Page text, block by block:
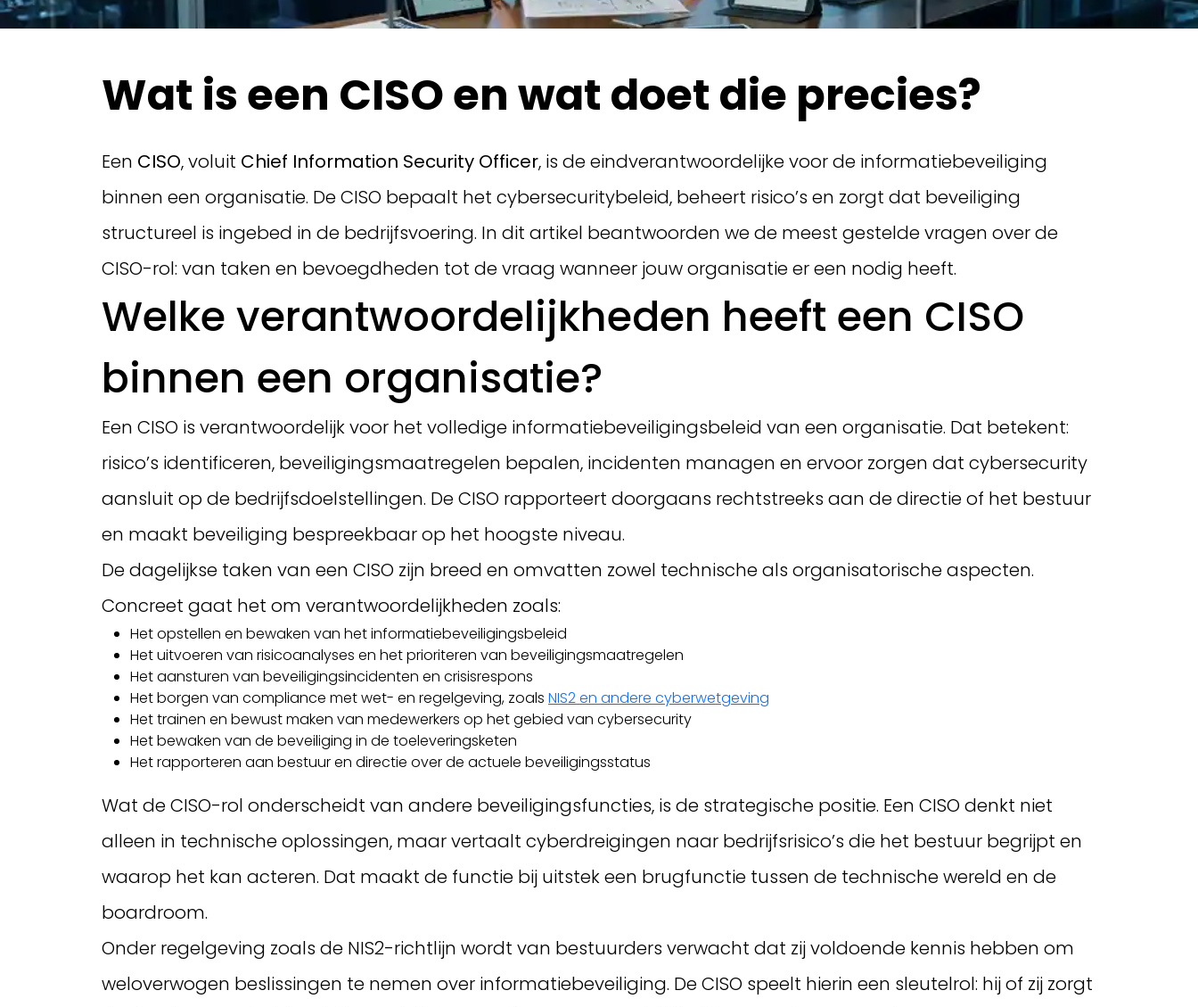
Wat is een CISO en wat doet die precies?
Een CISO, voluit Chief Information Security Officer, is de eindverantwoordelijke voor de informatiebeveiliging
binnen een organisatie. De CISO bepaalt het cybersecuritybeleid, beheert risico’s en zorgt dat beveiliging
structureel is ingebed in de bedrijfsvoering. In dit artikel beantwoorden we de meest gestelde vragen over de
CISO-rol: van taken en bevoegdheden tot de vraag wanneer jouw organisatie er een nodig heeft.
Welke verantwoordelijkheden heeft een CISO
binnen een organisatie?
Een CISO is verantwoordelijk voor het volledige informatiebeveiligingsbeleid van een organisatie. Dat betekent:
risico’s identificeren, beveiligingsmaatregelen bepalen, incidenten managen en ervoor zorgen dat cybersecurity
aansluit op de bedrijfsdoelstellingen. De CISO rapporteert doorgaans rechtstreeks aan de directie of het bestuur
en maakt beveiliging bespreekbaar op het hoogste niveau.
De dagelijkse taken van een CISO zijn breed en omvatten zowel technische als organisatorische aspecten.
Concreet gaat het om verantwoordelijkheden zoals:
Het opstellen en bewaken van het informatiebeveiligingsbeleid
Het uitvoeren van risicoanalyses en het prioriteren van beveiligingsmaatregelen
Het aansturen van beveiligingsincidenten en crisisrespons
Het borgen van compliance met wet- en regelgeving, zoals NIS2 en andere cyberwetgeving
Het trainen en bewust maken van medewerkers op het gebied van cybersecurity
Het bewaken van de beveiliging in de toeleveringsketen
Het rapporteren aan bestuur en directie over de actuele beveiligingsstatus
Wat de CISO-rol onderscheidt van andere beveiligingsfuncties, is de strategische positie. Een CISO denkt niet
alleen in technische oplossingen, maar vertaalt cyberdreigingen naar bedrijfsrisico’s die het bestuur begrijpt en
waarop het kan acteren. Dat maakt de functie bij uitstek een brugfunctie tussen de technische wereld en de
boardroom.
Onder regelgeving zoals de NIS2-richtlijn wordt van bestuurders verwacht dat zij voldoende kennis hebben om
weloverwogen beslissingen te nemen over informatiebeveiliging. De CISO speelt hierin een sleutelrol: hij of zij zorgt